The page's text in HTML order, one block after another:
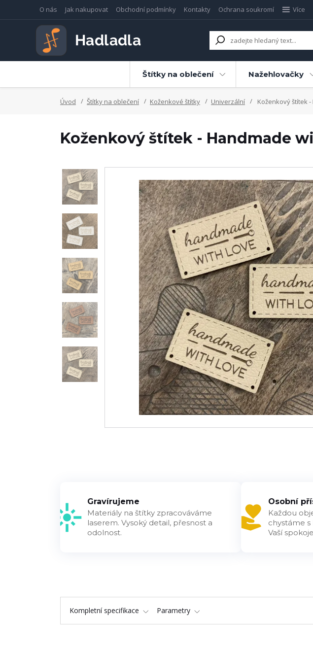
O nás Jak nakupovat Obchodní podmínky Kontakty Ochrana soukromí Více
Štítky na oblečení Nažehlovačky
Úvod Štítky na oblečení Koženkové štítky Univerzální Koženkový štítek
Koženkový štítek - Handmade
Gravírujeme
Materiály na štítky zpracováváme
laserem. Vysoký detail, přesnost a
odolnost.
Osobní
Každou
chystáme s
Vaší
Kompletní specifikace Parametry